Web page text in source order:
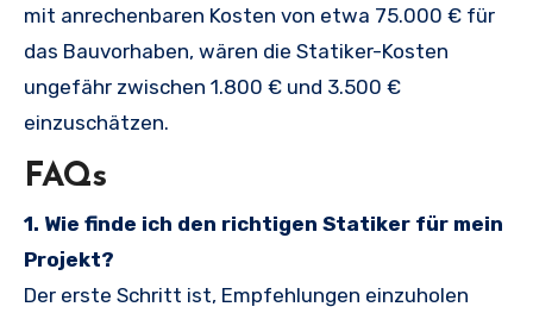
mit anrechenbaren Kosten von etwa 75.000 € für
das Bauvorhaben, wären die Statiker-Kosten
ungefähr zwischen 1.800 € und 3.500 €
einzuschätzen.
FAQs
1. Wie finde ich den richtigen Statiker für mein
Projekt?
Der erste Schritt ist, Empfehlungen einzuholen